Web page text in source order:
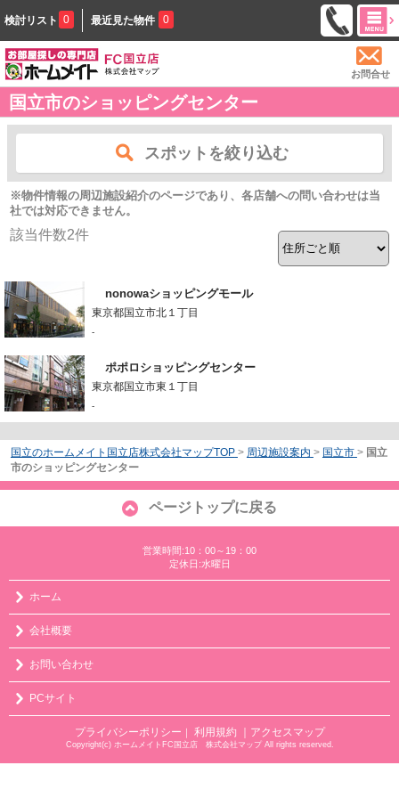
検討リスト 0 最近見た物件 0
お問合せ
国立市のショッピングセンター
スポットを絞り込む
※物件情報の周辺施設紹介のページであり、各店舗への問い合わせは当
社では対応できません。
該当件数2件
nonowaショッピングモール
東京都国立市北１丁目
-
ポポロショッピングセンター
東京都国立市東１丁目
-
国立のホームメイト国立店株式会社マップTOP > 周辺施設案内 > 国立市 > 国立
市のショッピングセンター
ページトップに戻る
営業時間:10：00～19：00
定休日:水曜日
ホーム
会社概要
お問い合わせ
PCサイト
プライバシーポリシー ｜ 利用規約 ｜アクセスマップ
Copyright(c) ホームメイトFC国立店 株式会社マップ All rights reserved.